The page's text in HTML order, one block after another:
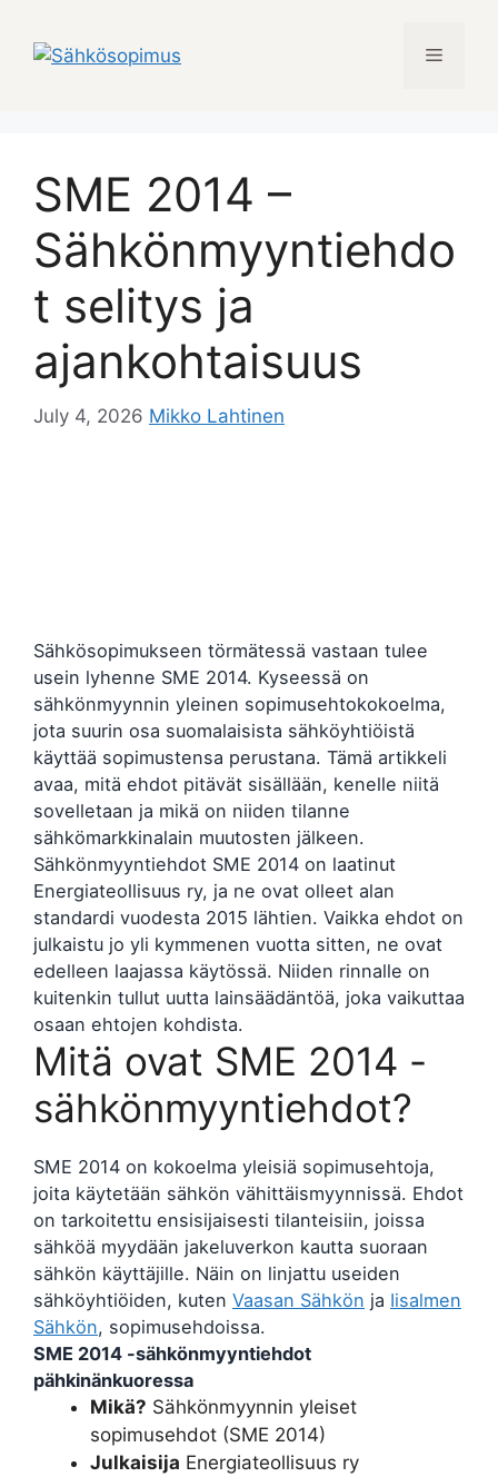
content
Menu
SME 2014 –
Sähkönmyyntiehdo
t selitys ja
ajankohtaisuus
July 4, 2026 Mikko Lahtinen
Sähkösopimukseen törmätessä vastaan tulee
usein lyhenne SME 2014. Kyseessä on
sähkönmyynnin yleinen sopimusehtokokoelma,
jota suurin osa suomalaisista sähköyhtiöistä
käyttää sopimustensa perustana. Tämä artikkeli
avaa, mitä ehdot pitävät sisällään, kenelle niitä
sovelletaan ja mikä on niiden tilanne
sähkömarkkinalain muutosten jälkeen.
Sähkönmyyntiehdot SME 2014 on laatinut
Energiateollisuus ry, ja ne ovat olleet alan
standardi vuodesta 2015 lähtien. Vaikka ehdot on
julkaistu jo yli kymmenen vuotta sitten, ne ovat
edelleen laajassa käytössä. Niiden rinnalle on
kuitenkin tullut uutta lainsäädäntöä, joka vaikuttaa
osaan ehtojen kohdista.
Mitä ovat SME 2014 -
sähkönmyyntiehdot?
SME 2014 on kokoelma yleisiä sopimusehtoja,
joita käytetään sähkön vähittäismyynnissä. Ehdot
on tarkoitettu ensisijaisesti tilanteisiin, joissa
sähköä myydään jakeluverkon kautta suoraan
sähkön käyttäjille. Näin on linjattu useiden
sähköyhtiöiden, kuten Vaasan Sähkön ja Iisalmen
Sähkön, sopimusehdoissa.
SME 2014 -sähkönmyyntiehdot
pähkinänkuoressa
Mikä? Sähkönmyynnin yleiset
sopimusehdot (SME 2014)
Julkaisija Energiateollisuus ry